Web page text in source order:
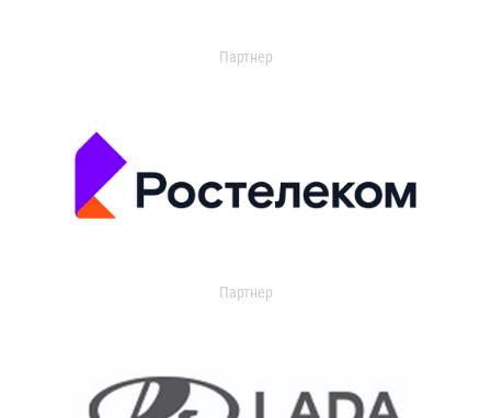
Партнер
Партнер